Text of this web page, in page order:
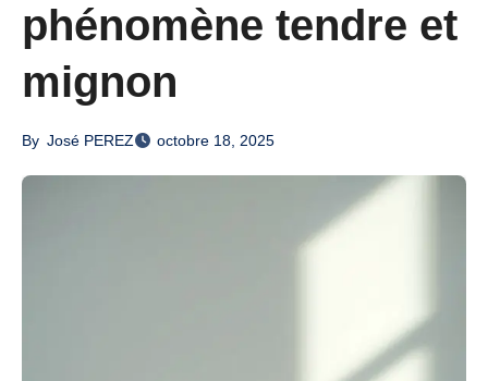
phénomène tendre et
mignon
By José PEREZ octobre 18, 2025